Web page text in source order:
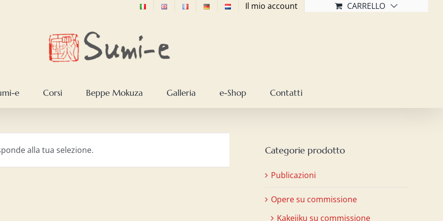
Il mio account CARRELLO
e Corsi Beppe Mokuza Galleria e-Shop Contatti
alla tua selezione. Categorie prodotto
Publicazioni
Opere su commissione
Kakejiku su commissione